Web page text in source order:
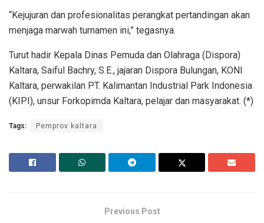
“Kejujuran dan profesionalitas perangkat pertandingan akan
menjaga marwah turnamen ini,” tegasnya.
Turut hadir Kepala Dinas Pemuda dan Olahraga (Dispora)
Kaltara, Saiful Bachry, S.E., jajaran Dispora Bulungan, KONI
Kaltara, perwakilan PT. Kalimantan Industrial Park Indonesia
(KIPI), unsur Forkopimda Kaltara, pelajar dan masyarakat. (*)
Tags: Pemprov kaltara
Previous Post